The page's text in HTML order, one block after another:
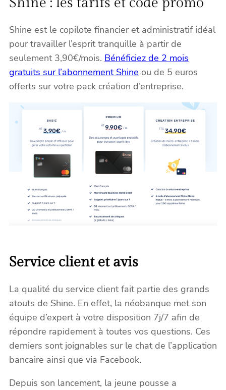
Shine est le copilote financier et administratif idéal
pour travailler l’esprit tranquille à partir de
seulement 3,90€/mois. Bénéficiez de 2 mois
gratuits sur l’abonnement Shine ou de 5 euros
offerts sur votre pack création d’entreprise.
Service client et avis
La qualité du service client fait partie des grands
atouts de Shine. En effet, la néobanque met son
équipe d’expert à votre disposition 7j/7 afin de
répondre rapidement à toutes vos questions. Ces
derniers sont joignables sur le chat de l’application
bancaire ainsi que via Facebook.
Depuis son lancement, la jeune pousse a